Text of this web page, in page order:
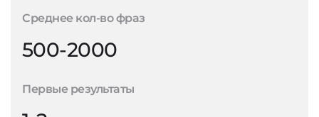
Среднее кол-во фраз
500-2000
Первые результаты